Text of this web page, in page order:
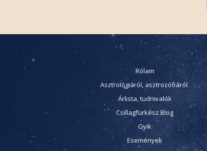
Rólam
Asztrológiáról, asztrozófiáról
Árlista, tudnivalók
Csillagfürkész Blog
Gyik
Események